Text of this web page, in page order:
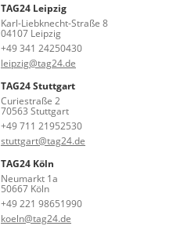
TAG24 Leipzig
Karl-Liebknecht-Straße 8
04107 Leipzig
+49 341 24250430
leipzig@tag24.de
TAG24 Stuttgart
Curiestraße 2
70563 Stuttgart
+49 711 21952530
stuttgart@tag24.de
TAG24 Köln
Neumarkt 1a
50667 Köln
+49 221 98651990
koeln@tag24.de